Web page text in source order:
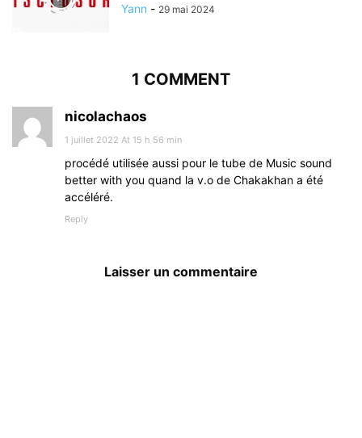
Yann - 29 mai 2024
1 COMMENT
nicolachaos
1 juillet 2022 At 15 h 56 min
procédé utilisée aussi pour le tube de Music sound
better with you quand la v.o de Chakakhan a été
accéléré.
Reply
Laisser un commentaire